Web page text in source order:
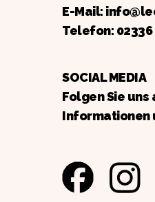
E-Mail:
Telefon:
SOCIAL MEDIA
Folgen Sie
Informationen